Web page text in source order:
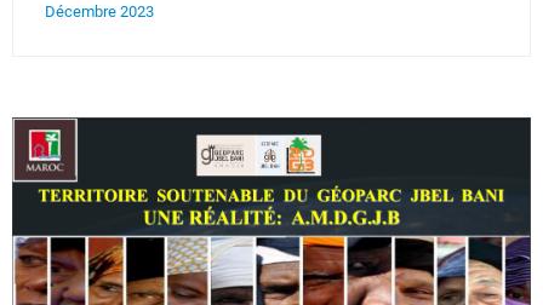
Décembre 2023